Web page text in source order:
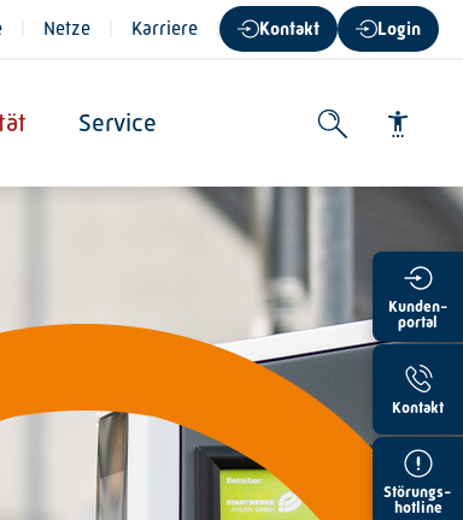
Netze Karriere Kontakt Login
Service
Kunden-
portal
Kontakt
Störungs-
hotline
Schrift vergrößern
Schrift verkleinern
Wortabstand vergrößern
Wortabstand verkleinern
Zeilenabstand vergrößern